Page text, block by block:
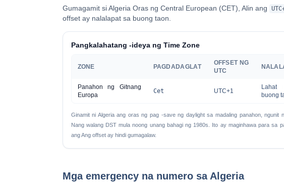
Gumagamit si Algeria Oras ng Central European (CET) , Alin ang
offset ay nalalapat sa buong taon.
Pangkalahatang -ideya ng Time Zone
ZONE PAGDADAGLAT
OFFSET NG
UTC
Panahon ng Gitnang
Europa
Cet UTC+1
Lahat
buong
Ginamit ni Algeria ang oras ng pag -save ng daylight sa madaling panahon, ngunit
Nang walang DSTmula noong unang bahagi ng 1980s. Ito ay maginhawa para sa
ang Ang offset ay hindi gumagalaw.
Mga emergency na numero sa Algeria